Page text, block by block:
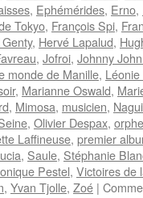
, Ephémérides, Erno,
Tokyo, François Spi,
, Hervé Lapalud,
, Jofroi, Johnny
monde de Manille,
, Marianne Oswald,
, Mimosa, musicien, Nagui
, Olivier Despax,
Laffineuse, premier
, Saule, Stéphanie
Pestel, Victoires de
, Yvan Tjolle, Zoé |